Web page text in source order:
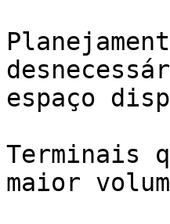
espaço
Terminais
maior